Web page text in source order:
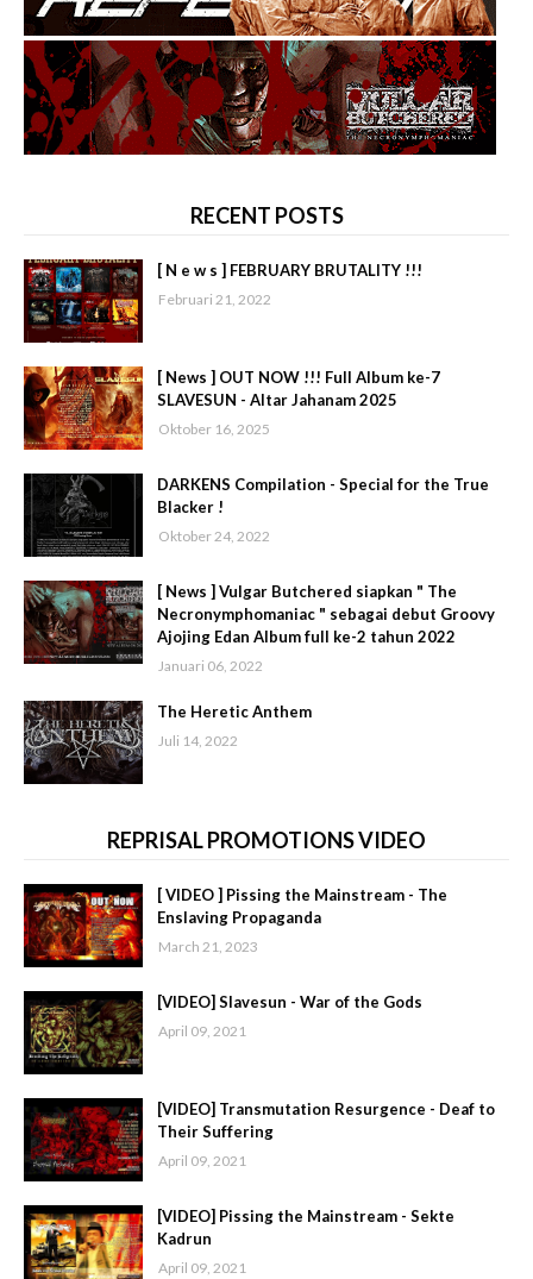
RECENT POSTS
[ N e w s ] FEBRUARY BRUTALITY !!!
Februari 21, 2022
[ News ] OUT NOW !!! Full Album ke-7
SLAVESUN - Altar Jahanam 2025
Oktober 16, 2025
DARKENS Compilation - Special for the True
Blacker !
Oktober 24, 2022
[ News ] Vulgar Butchered siapkan " The
Necronymphomaniac " sebagai debut Groovy
Ajojing Edan Album full ke-2 tahun 2022
Januari 06, 2022
The Heretic Anthem
Juli 14, 2022
REPRISAL PROMOTIONS VIDEO
[ VIDEO ] Pissing the Mainstream - The
Enslaving Propaganda
March 21, 2023
[VIDEO] Slavesun - War of the Gods
April 09, 2021
[VIDEO] Transmutation Resurgence - Deaf to
Their Suffering
April 09, 2021
[VIDEO] Pissing the Mainstream - Sekte
Kadrun
April 09, 2021